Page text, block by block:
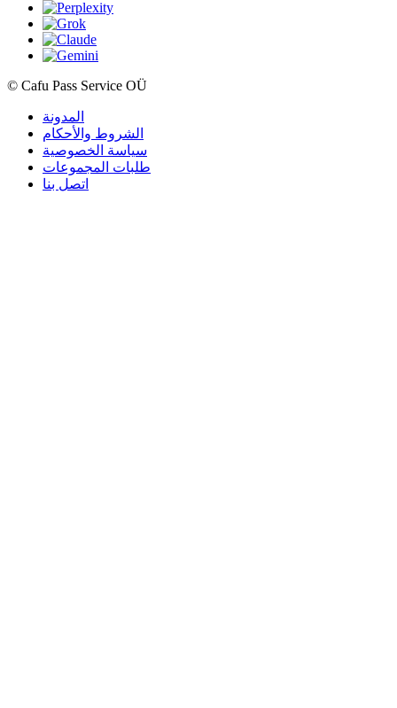
© Cafu Pass Service OÜ
المدونة
الشروط والأحكام
سياسة الخصوصية
طلبات المجموعات
اتصل بنا